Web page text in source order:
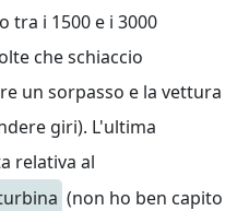
tra i 1500 e i 3000
che schiaccio
un sorpasso e la vettura
giri). L'ultima
relativa al
(non ho ben capito